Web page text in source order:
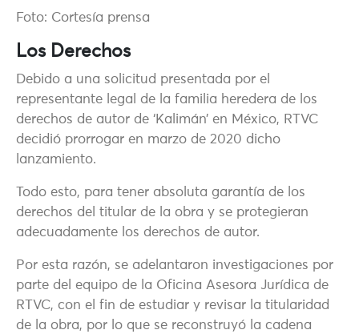
Foto: Cortesía prensa
Los Derechos
Debido a una solicitud presentada por el
representante legal de la familia heredera de los
derechos de autor de ‘Kalimán’ en México, RTVC
decidió prorrogar en marzo de 2020 dicho
lanzamiento.
Todo esto, para tener absoluta garantía de los
derechos del titular de la obra y se protegieran
adecuadamente los derechos de autor.
Por esta razón, se adelantaron investigaciones por
parte del equipo de la Oficina Asesora Jurídica de
RTVC, con el fin de estudiar y revisar la titularidad
de la obra, por lo que se reconstruyó la cadena